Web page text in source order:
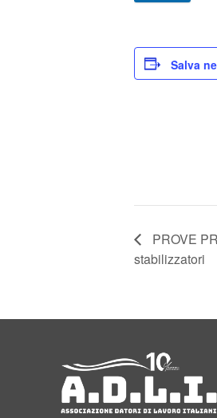
Salva
PROVE
stabilizzatori